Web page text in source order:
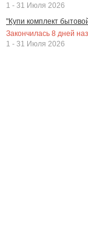
1 - 31 Июля 2026
"Купи комплект
Закончилась 8 дней
1 - 31 Июля 2026